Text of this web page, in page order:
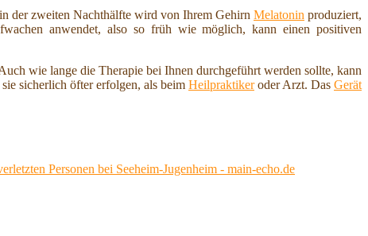
der zweiten Nachthälfte wird von Ihrem Gehirn Melatonin produziert,
anwendet, also so früh wie möglich, kann einen positiven
wie lange die Therapie bei Ihnen durchgeführt werden sollte, kann
sicherlich öfter erfolgen, als beim Heilpraktikeroder Arzt. Das Gerät
Personen bei Seeheim-Jugenheim - main-echo.de